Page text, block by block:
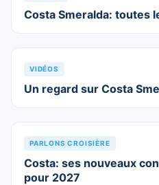
Costa Smeralda: toutes
VIDÉOS
Un regard sur Costa
PARLONS CROISIÈRE
Costa: ses nouveaux
pour 2027